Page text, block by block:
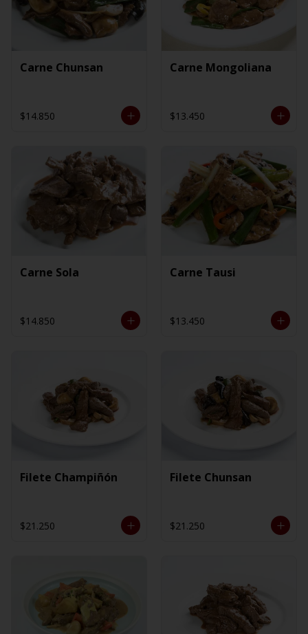
Carne Chunsan
$14.850
Carne Mongoliana
$13.450
Carne Sola
$14.850
Carne Tausi
$13.450
Filete Champiñón
$21.250
Filete Chunsan
$21.250